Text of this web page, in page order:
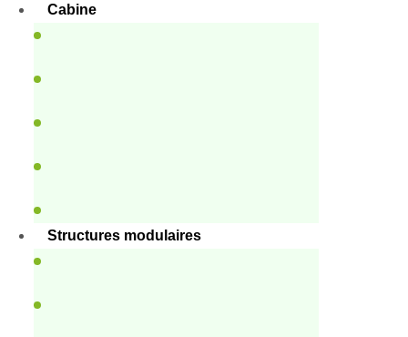
Cabine
Structures modulaires